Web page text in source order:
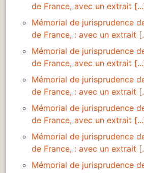
de France, avec un extrait
Mémorial de jurisprudence
de France, : avec un extrait
Mémorial de jurisprudence
de France, avec un extrait
Mémorial de jurisprudence
de France, : avec un extrait
Mémorial de jurisprudence
de France, avec un extrait
Mémorial de jurisprudence
de France, : avec un extrait
Mémorial de jurisprudence